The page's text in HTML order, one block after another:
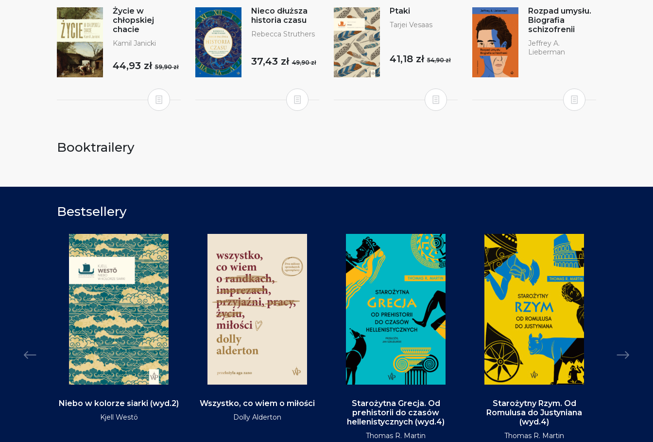
Życie w
chłopskiej
chacie
Kamil Janicki
44,93 zł59,90 zł
Nieco dłuższa
historia czasu
Rebecca Struthers
37,43 zł49,90 zł
Ptaki
Tarjei Vesaas
41,18 zł54,90 zł
Rozpad umysłu.
Biografia
schizofrenii
Jeffrey A.
Lieberman
Booktrailery
Bestsellery
Niebo w kolorze siarki (wyd.2)
Kjell Westö
Wszystko, co wiem o miłości
Dolly Alderton
Starożytna Grecja. Od
prehistorii do czasów
hellenistycznych (wyd.4)
Thomas R. Martin
Starożytny Rzym. Od
Romulusa do Justyniana
(wyd.4)
Thomas R. Martin